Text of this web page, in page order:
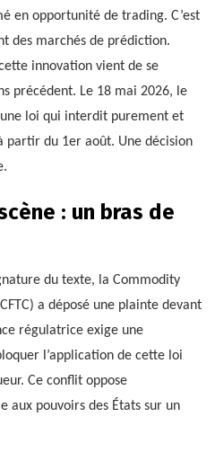
en opportunité de trading. C’est
des marchés de prédiction.
innovation vient de se
précédent. Le 18 mai 2026, le
loi qui interdit purement et
partir du 1er août. Une décision
: un bras de
du texte, la Commodity
a déposé une plainte devant
régulatrice exige une
l’application de cette loi
Ce conflit oppose
aux pouvoirs des États sur un